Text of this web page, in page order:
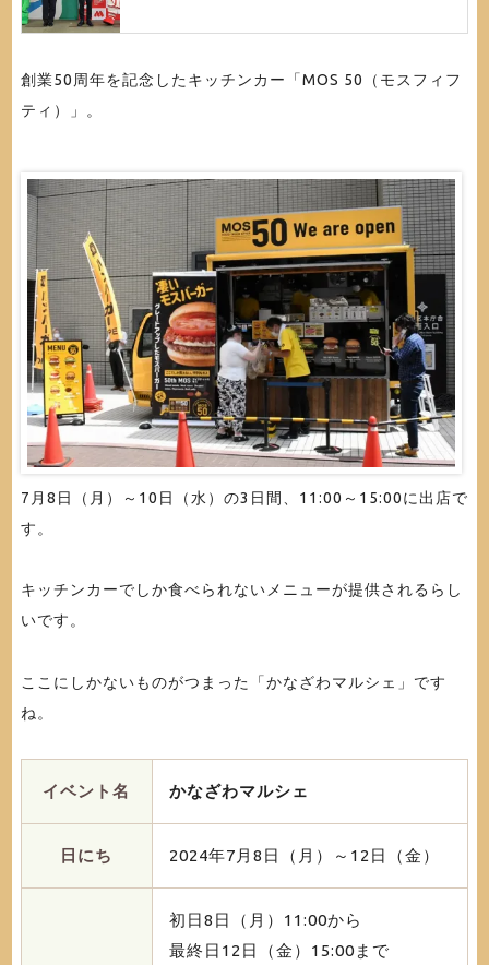
創業50周年を記念したキッチンカー「MOS 50（モスフィフ
ティ）」。
7月8日（月）～10日（水）の3日間、11:00～15:00に出店で
す。
キッチンカーでしか食べられないメニューが提供されるらし
いです。
ここにしかないものがつまった「かなざわマルシェ」です
ね。
イベント名 かなざわマルシェ
日にち 2024年7月8日（月）～12日（金）
初日8日（月）11:00から
最終日12日（金）15:00まで